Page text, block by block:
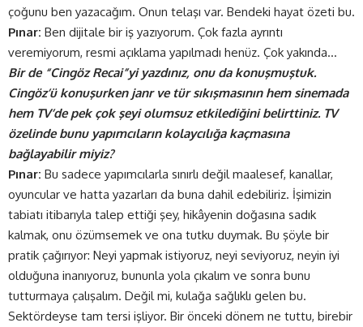
çoğunu ben yazacağım. Onun telaşı var. Bendeki hayat özeti bu.
Pınar: Ben dijitale bir iş yazıyorum. Çok fazla ayrıntı
veremiyorum, resmi açıklama yapılmadı henüz. Çok yakında…
Bir de “Cingöz Recai”yi yazdınız, onu da konuşmuştuk.
Cingöz’ü konuşurken janr ve tür sıkışmasının hem sinemada
hem TV’de pek çok şeyi olumsuz etkilediğini belirttiniz. TV
özelinde bunu yapımcıların kolaycılığa kaçmasına
bağlayabilir miyiz?
Pınar: Bu sadece yapımcılarla sınırlı değil maalesef, kanallar,
oyuncular ve hatta yazarları da buna dahil edebiliriz. İşimizin
tabiatı itibarıyla talep ettiği şey, hikâyenin doğasına sadık
kalmak, onu özümsemek ve ona tutku duymak. Bu şöyle bir
pratik çağırıyor: Neyi yapmak istiyoruz, neyi seviyoruz, neyin iyi
olduğuna inanıyoruz, bununla yola çıkalım ve sonra bunu
tutturmaya çalışalım. Değil mi, kulağa sağlıklı gelen bu.
Sektördeyse tam tersi işliyor. Bir önceki dönem ne tuttu, birebir